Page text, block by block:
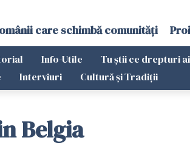
care schimbă comunități
Info-Utile Tu știi ce drepturi
Interviuri Cultură și Tradiții
Belgia